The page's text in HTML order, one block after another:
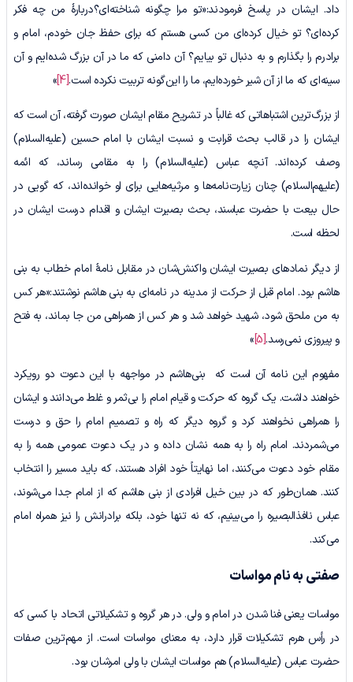
داد. ایشان در پاسخ فرمودند:«تو مرا چگونه شناخته‌ای؟دربارۀ من چه فکر
کرده‌ای؟ تو خیال کرده‌ای من کسی هستم که برای حفظ جان خودم، امام و
برادرم را بگذارم و به دنبال تو بیایم؟ آن دامنی که ما در آن بزرگ شده‌ایم و آن
سینه‌ای که ما از آن شیر خورده‌ایم، ما را این‌گونه تربیت نکرده است.[4]
»
از بزرگ‌ترین اشتباهاتی که غالباً در تشریح مقام ایشان صورت گرفته، آن است که
ایشان را در قالب بحث قرابت و نسبت ایشان با امام حسین (علیه‌السلام)
وصف کرده‌اند. آنچه عباس (علیه‌السلام) را به مقامی رساند، که ائمه
(علیهم‌السلام) چنان زیارت‌نامه‌ها و مرثیه‌هایی برای او خوانده‌اند، که گویی در
حال بیعت با حضرت عباسند، بحث بصیرت ایشان و اقدام درست ایشان در
لحظه است.
از دیگر نمادهای بصیرت ایشان واکنش‌شان در مقابل نامۀ امام خطاب به بنی
هاشم بود. امام قبل از حرکت از مدینه در نامه‌ای به بنی هاشم نوشتند:«هر کس
به من ملحق شود، شهید خواهد شد و هر کس از همراهی من جا بماند، به فتح
و پیروزی نمی‌رسد.[5]
»
مفهوم این نامه آن است که بنی‌هاشم در مواجهه با این دعوت دو رویکرد
خواهند داشت. یک گروه که حرکت و قیام امام را بی‌ثمر و غلط می‌دانند و ایشان
را همراهی نخواهند کرد و گروه دیگر که راه و تصمیم امام را حق و درست
می‌شمردند. امام راه را به همه نشان داده و در یک دعوت عمومی همه را به
مقام خود دعوت می‌کنند، اما نهایتاً خود افراد هستند، که باید مسیر را انتخاب
کنند. همان‌طور که در بین خیل افرادی از بنی هاشم که از امام جدا می‌شوند،
عباس نافذالبصیره را می‌بینیم، که نه تنها خود، بلکه برادرانش را نیز همراه امام
می‌کند.
صفتی به نام مواسات
مواسات یعنی فنا شدن در امام و ولی. در هر گروه و تشکیلاتی اتحاد با کسی که
در رأس هرم تشکیلات قرار دارد، به معنای مواسات است. از مهم‌ترین صفات
حضرت عباس (علیه‌السلام) هم مواسات ایشان با ولی امرشان بود.